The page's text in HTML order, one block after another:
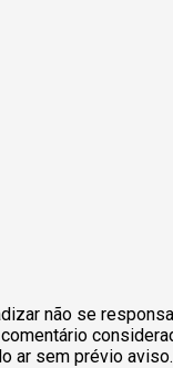
não se
comentário
ar sem prévio aviso.